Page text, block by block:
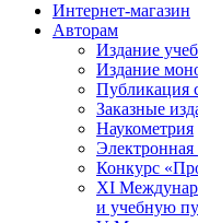
Интернет-магазин
Авторам
Издание
Издание
Публикация
Заказные
Наукометрия
Конкурс
XI
и учебную